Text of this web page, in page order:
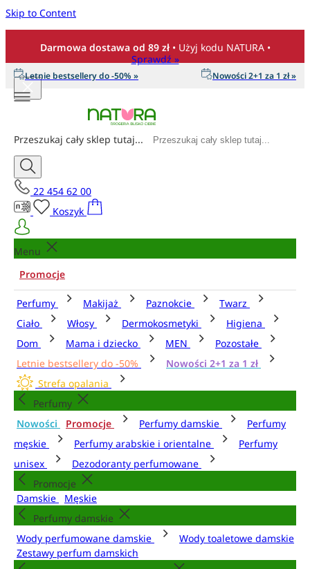
Skip to Content
Darmowa dostawa od 89 zł • Użyj kodu NATURA •
Sprawdź »
Letnie bestsellery do -50% » Nowości 2+1 za 1 zł »
Przeszukaj cały sklep tutaj...
22 454 62 00
Koszyk
Menu
Promocje
Perfumy Makijaż Paznokcie
Twarz
Ciało
Włosy Dermokosmetyki
Higiena
Dom
Mama i dziecko MEN
Pozostałe
Letnie bestsellery do -50%
Nowości 2+1 za 1 zł
Strefa opalania
Perfumy
Nowości
Promocje Perfumy damskie
Perfumy
męskie
Perfumy arabskie i orientalne
Perfumy
unisex
Dezodoranty perfumowane
Promocje
Damskie
Męskie
Perfumy damskie
Wody perfumowane damskie
Wody toaletowe damskie
Zestawy perfum damskich